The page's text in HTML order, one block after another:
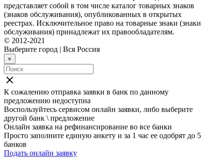
представляет собой в том числе каталог товарных знаков
(знаков обслуживания), опубликованных в открытых
реестрах. Исключительное право на товарные знаки (знаки
обслуживания) принадлежат их правообладателям.
© 2012-2021
Выберите город | Вся Россия
×
close
К сожалению отправка заявки в банк по данному
предложению недоступна
Воспользуйтесь сервисом онлайн заявки, либо выберите
другой банк \ предложение
Онлайн заявка на рефинансирование во все банки
Просто заполните единую анкету и за 1 час ее одобрят до 5
банков
Подать онлайн заявку